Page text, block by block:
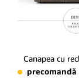
Canapea cu
precomandă